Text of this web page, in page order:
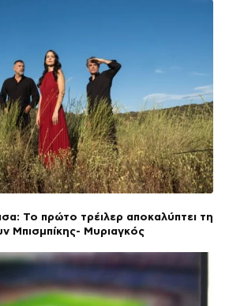
Το πρώτο τρέιλερ αποκαλύπτει τη
Μπισμπίκης- Μυριαγκός